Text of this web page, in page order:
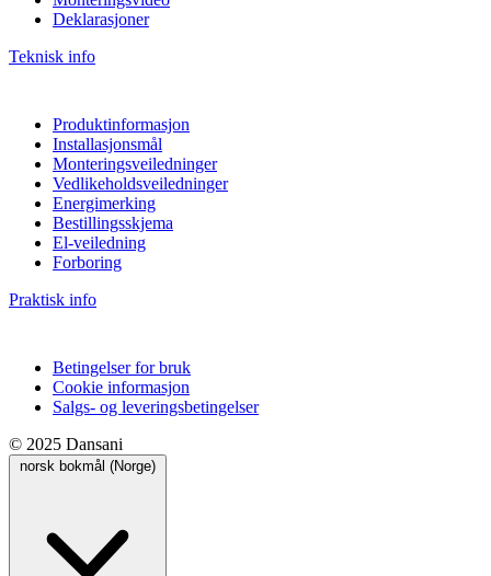
Deklarasjoner
Teknisk info
Produktinformasjon
Installasjonsmål
Monteringsveiledninger
Vedlikeholdsveiledninger
Energimerking
Bestillingsskjema
El-veiledning
Forboring
Praktisk info
Betingelser for bruk
Cookie informasjon
Salgs- og leveringsbetingelser
© 2025 Dansani
norsk bokmål (Norge)